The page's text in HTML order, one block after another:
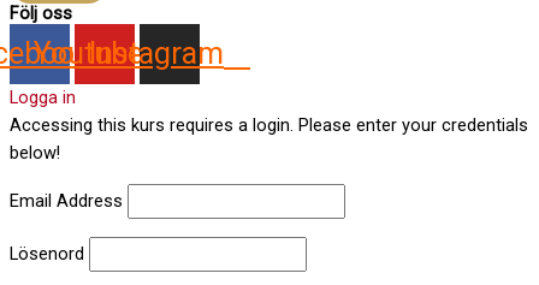
Följ oss
YoutubeInstagram
Logga in
Accessing this kurs requires a login. Please enter your credentials
below!
Email Address
Lösenord